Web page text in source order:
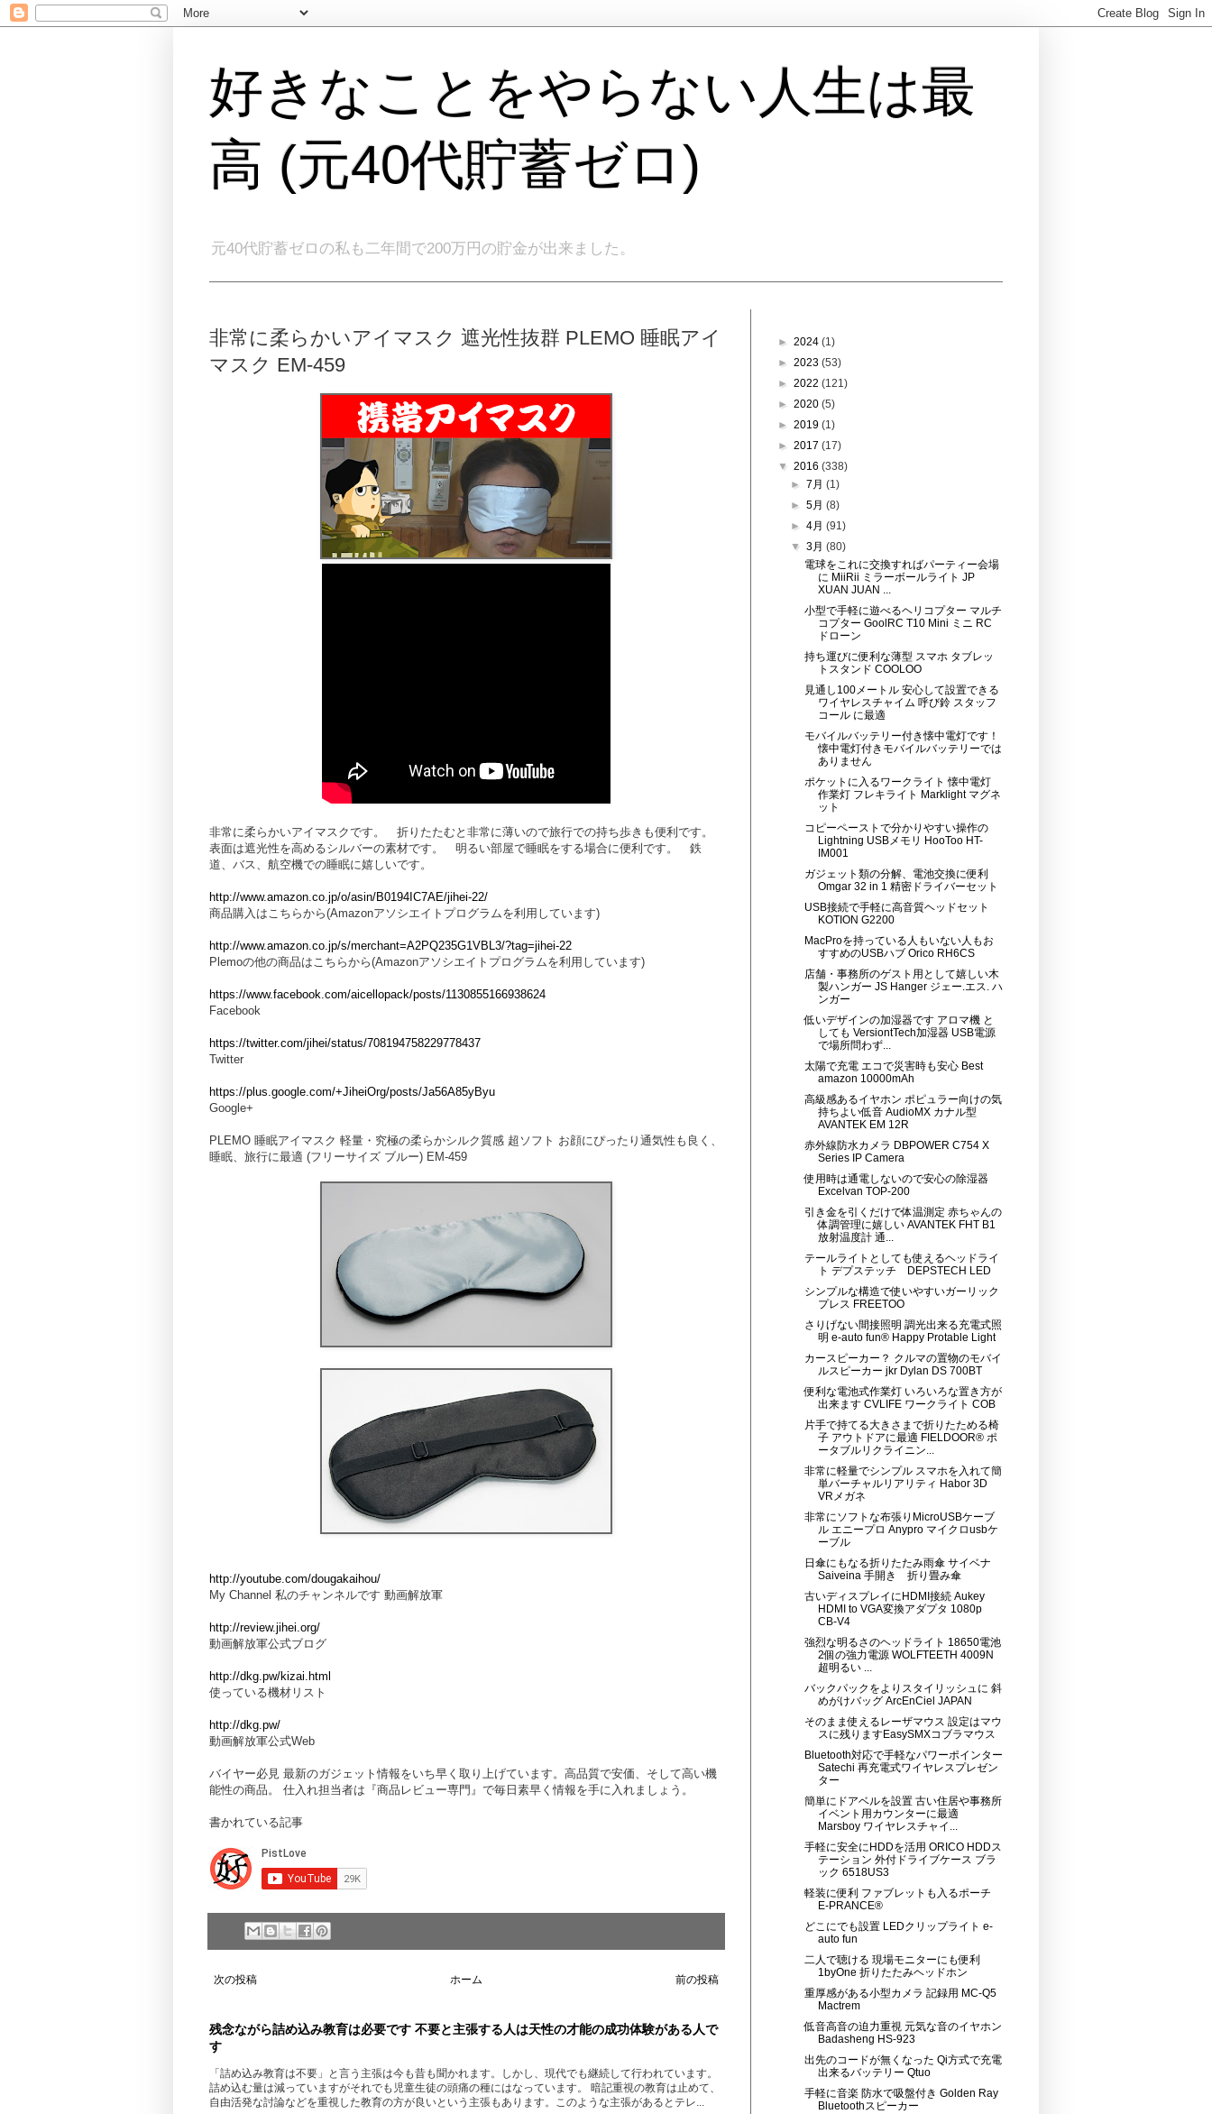
好きなことをやらない人生は最
高 (元40代貯蓄ゼロ)
元40代貯蓄ゼロの私も二年間で200万円の貯金が出来ました。
非常に柔らかいアイマスク 遮光性抜群 PLEMO 睡眠アイ
マスク EM-459
非常に柔らかいアイマスクです。 折りたたむと非常に薄いので旅行での持ち歩きも便利です。
表面は遮光性を高めるシルバーの素材です。 明るい部屋で睡眠をする場合に便利です。 鉄
道、バス、航空機での睡眠に嬉しいです。
http://www.amazon.co.jp/o/asin/B0194IC7AE/jihei-22/
商品購入はこちらから(Amazonアソシエイトプログラムを利用しています)
http://www.amazon.co.jp/s/merchant=A2PQ235G1VBL3/?tag=jihei-22
Plemoの他の商品はこちらから(Amazonアソシエイトプログラムを利用しています)
https://www.facebook.com/aicellopack/posts/1130855166938624
Facebook
https://twitter.com/jihei/status/708194758229778437
Twitter
https://plus.google.com/+JiheiOrg/posts/Ja56A85yByu
Google+
PLEMO 睡眠アイマスク 軽量・究極の柔らかシルク質感 超ソフト お顔にぴったり通気性も良く、
睡眠、旅行に最適 (フリーサイズ ブルー) EM-459
http://youtube.com/dougakaihou/
My Channel 私のチャンネルです 動画解放軍
http://review.jihei.org/
動画解放軍公式ブログ
http://dkg.pw/kizai.html
使っている機材リスト
http://dkg.pw/
動画解放軍公式Web
バイヤー必見 最新のガジェット情報をいち早く取り上げています。高品質で安価、そして高い機
能性の商品。 仕入れ担当者は『商品レビュー専門』で毎日素早く情報を手に入れましょう。
書かれている記事
次の投稿 前の投稿
ホーム
残念ながら詰め込み教育は必要です 不要と主張する人は天性の才能の成功体験がある人で
す
「詰め込み教育は不要」と言う主張は今も昔も聞かれます。しかし、現代でも継続して行われています。
詰め込む量は減っていますがそれでも児童生徒の頭痛の種にはなっています。 暗記重視の教育は止めて、
自由活発な討論などを重視した教育の方が良いという主張もあります。このような主張があるとテレ...
► 2024 (1)
► 2023 (53)
► 2022 (121)
► 2020 (5)
► 2019 (1)
► 2017 (17)
▼ 2016 (338)
►7月(1)
►5月(8)
►4月(91)
▼3月(80)
電球をこれに交換すればパーティー会場
に MiiRii ミラーボールライト JP
XUAN JUAN ...
小型で手軽に遊べるヘリコプター マルチ
コプター GoolRC T10 Mini ミニ RC
ドローン
持ち運びに便利な薄型 スマホ タブレッ
トスタンド COOLOO
見通し100メートル 安心して設置できる
ワイヤレスチャイム 呼び鈴 スタッフ
コール に最適
モバイルバッテリー付き懐中電灯です！
懐中電灯付きモバイルバッテリーでは
ありません
ポケットに入るワークライト 懐中電灯
作業灯 フレキライト Marklight マグネ
ット
コピーペーストで分かりやすい操作の
Lightning USBメモリ HooToo HT-
IM001
ガジェット類の分解、電池交換に便利
Omgar 32 in 1 精密ドライバーセット
USB接続で手軽に高音質ヘッドセット
KOTION G2200
MacProを持っている人もいない人もお
すすめのUSBハブ Orico RH6CS
店舗・事務所のゲスト用として嬉しい木
製ハンガー JS Hanger ジェー.エス. ハ
ンガー
低いデザインの加湿器です アロマ機 と
しても VersiontTech加湿器 USB電源
で場所問わず...
太陽で充電 エコで災害時も安心 Best
amazon 10000mAh
高級感あるイヤホン ポピュラー向けの気
持ちよい低音 AudioMX カナル型
AVANTEK EM 12R
赤外線防水カメラ DBPOWER C754 X
Series IP Camera
使用時は通電しないので安心の除湿器
Excelvan TOP-200
引き金を引くだけで体温測定 赤ちゃんの
体調管理に嬉しい AVANTEK FHT B1
放射温度計 通...
テールライトとしても使えるヘッドライ
ト デプステッチ DEPSTECH LED
シンプルな構造で使いやすいガーリック
プレス FREETOO
さりげない間接照明 調光出来る充電式照
明 e-auto fun® Happy Protable Light
カースピーカー？ クルマの置物のモバイ
ルスピーカー jkr Dylan DS 700BT
便利な電池式作業灯 いろいろな置き方が
出来ます CVLIFE ワークライト COB
片手で持てる大きさまで折りたためる椅
子 アウトドアに最適 FIELDOOR® ポ
ータブルリクライニン...
非常に軽量でシンプル スマホを入れて簡
単バーチャルリアリティ Habor 3D
VRメガネ
非常にソフトな布張りMicroUSBケーブ
ル エニープロ Anypro マイクロusbケ
ーブル
日傘にもなる折りたたみ雨傘 サイベナ
Saiveina 手開き 折り畳み傘
古いディスプレイにHDMI接続 Aukey
HDMI to VGA変換アダプタ 1080p
CB-V4
強烈な明るさのヘッドライト 18650電池
2個の強力電源 WOLFTEETH 4009N
超明るい ...
バックパックをよりスタイリッシュに 斜
めがけバッグ ArcEnCiel JAPAN
そのまま使えるレーザマウス 設定はマウ
スに残りますEasySMXコブラマウス
Bluetooth対応で手軽なパワーポインター
Satechi 再充電式ワイヤレスプレゼン
ター
簡単にドアベルを設置 古い住居や事務所
イベント用カウンターに最適
Marsboy ワイヤレスチャイ...
手軽に安全にHDDを活用 ORICO HDDス
テーション 外付ドライブケース ブラ
ック 6518US3
軽装に便利 ファブレットも入るポーチ
E-PRANCE®
どこにでも設置 LEDクリップライト e-
auto fun
二人で聴ける 現場モニターにも便利
1byOne 折りたたみヘッドホン
重厚感がある小型カメラ 記録用 MC-Q5
Mactrem
低音高音の迫力重視 元気な音のイヤホン
Badasheng HS-923
出先のコードが無くなった Qi方式で充電
出来るバッテリー Qtuo
手軽に音楽 防水で吸盤付き Golden Ray
Bluetoothスピーカー